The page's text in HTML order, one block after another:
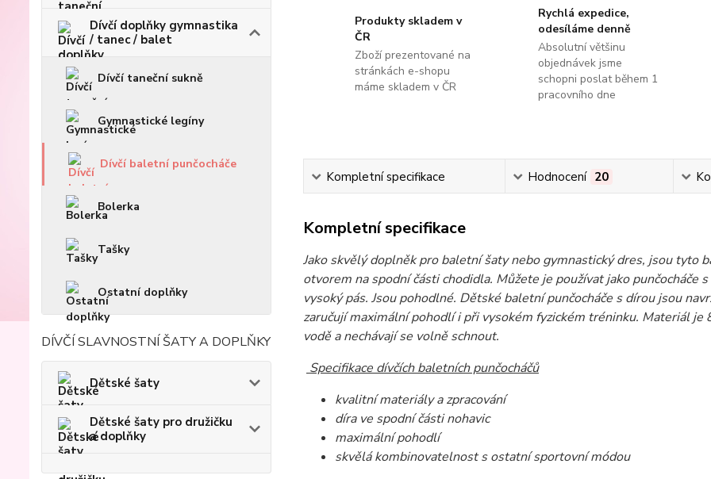
Dívčí doplňky gymnastika
/ tanec / balet
Dívčí taneční sukně
Gymnastické legíny
Dívčí baletní punčocháče
Bolerka
Tašky
Ostatní doplňky
DÍVČÍ SLAVNOSTNÍ ŠATY A DOPLŇKY
Dětské šaty
Dětské šaty pro družičku
a doplňky
Produkty skladem v
ČR
Zboží prezentované na
stránkách e-shopu
máme skladem v ČR
Rychlá expedice,
odesíláme denně
Absolutní většinu
objednávek jsme
schopni poslat během 1
pracovního dne
Kompletní specifikace Hodnocení 20
Kompletní specifikace
Jako skvělý doplněk pro baletní šaty nebo gymnastický dres, jsou tyto
otvorem na spodní části chodidla. Můžete je používat jako
vysoký pás. Jsou pohodlné. Dětské baletní punčocháče s dírou jsou
zaručují maximální pohodlí i při vysokém fyzickém tréninku. Materiál
vodě a nechávají se volně schnout.
Specifikace dívčích baletních punčocháčů
kvalitní materiály a zpracování
díra ve spodní části nohavic
maximální pohodlí
skvělá kombinovatelnost s ostatní sportovní módou